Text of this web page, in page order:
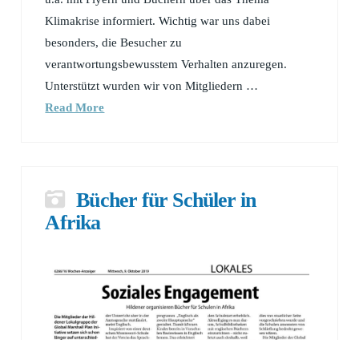
Klimakrise informiert. Wichtig war uns dabei
besonders, die Besucher zu
verantwortungsbewusstem Verhalten anzuregen.
Unterstützt wurden wir von Mitgliedern …
Read More
Bücher für Schüler in
Afrika